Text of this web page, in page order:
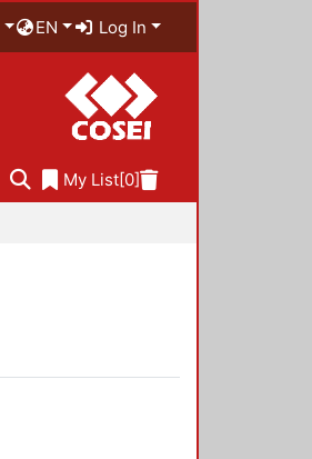
EN Log In
My List[0]